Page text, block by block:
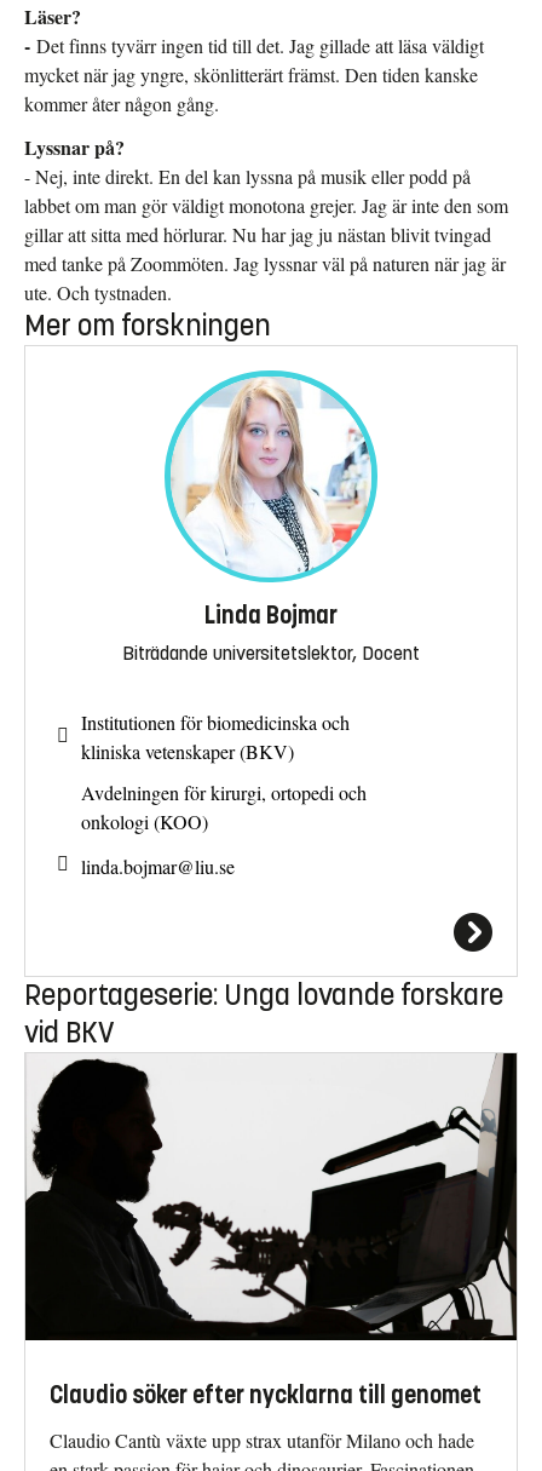
Läser?
- Det finns tyvärr ingen tid till det. Jag gillade att läsa väldigt
mycket när jag yngre, skönlitterärt främst. Den tiden kanske
kommer åter någon gång.
Lyssnar på?
- Nej, inte direkt. En del kan lyssna på musik eller podd på
labbet om man gör väldigt monotona grejer. Jag är inte den som
gillar att sitta med hörlurar. Nu har jag ju nästan blivit tvingad
med tanke på Zoommöten. Jag lyssnar väl på naturen när jag är
ute. Och tystnaden.
Mer om forskningen
Linda Bojmar
Biträdande universitetslektor, Docent
Institutionen för biomedicinska och
kliniska vetenskaper (BKV)
Avdelningen för kirurgi, ortopedi och
onkologi (KOO)
linda.bojmar@liu.se
Reportageserie: Unga lovande forskare
vid BKV
Claudio söker efter nycklarna till genomet
Claudio Cantù växte upp strax utanför Milano och hade